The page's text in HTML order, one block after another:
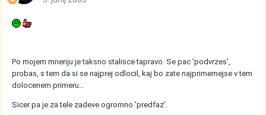
Po mojem mnenju je taksno stalisce tapravo. Se pac 'podvrzes',
probas, s tem da si se najprej odlocil, kaj bo zate najprimernejse v tem
dolocenem primeru...
Sicer pa je za tele zadeve ogromno 'predfaz'.